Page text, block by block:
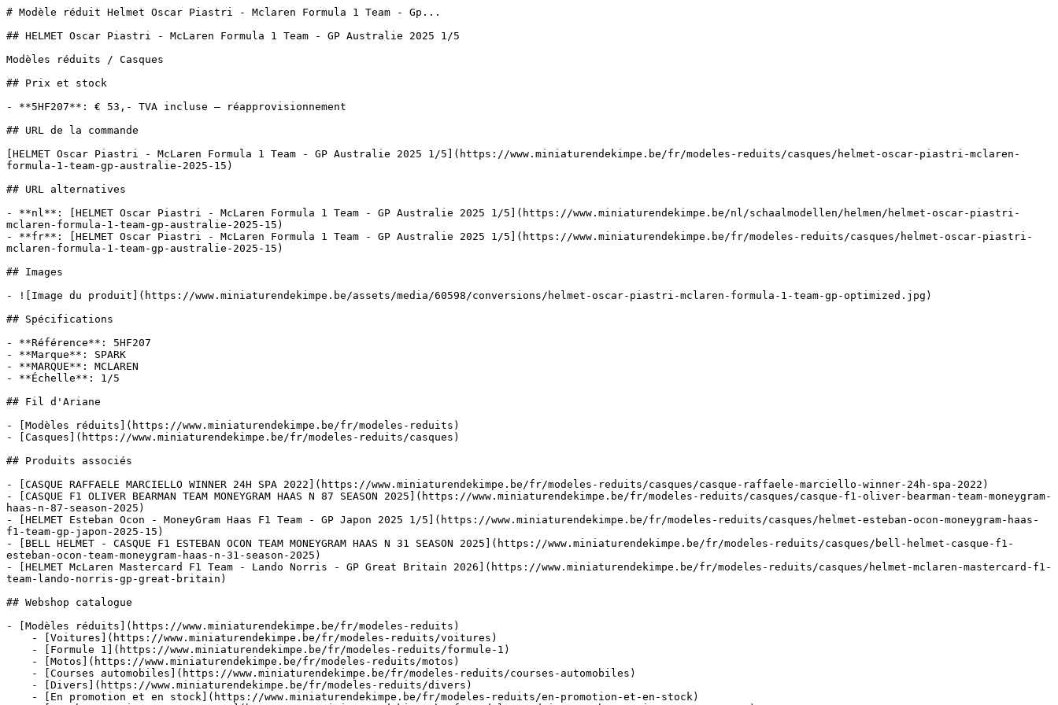
# Modèle réduit Helmet Oscar Piastri - Mclaren Formula 1 Team - Gp...
## HELMET Oscar Piastri - McLaren Formula 1 Team - GP Australie 2025 1/5
Modèles réduits / Casques
## Prix et stock
- **5HF207**: € 53,- TVA incluse — réapprovisionnement
## URL de la commande
[HELMET Oscar Piastri - McLaren Formula 1 Team - GP Australie 2025 1/5](https://www.miniaturendekimpe.be/fr/modeles-reduits/casques/helmet-oscar-piastri-mclaren-
formula-1-team-gp-australie-2025-15)
## URL alternatives
- **nl**: [HELMET Oscar Piastri - McLaren Formula 1 Team - GP Australie 2025 1/5](https://www.miniaturendekimpe.be/nl/schaalmodellen/helmen/helmet-oscar-piastri-
mclaren-formula-1-team-gp-australie-2025-15)
- **fr**: [HELMET Oscar Piastri - McLaren Formula 1 Team - GP Australie 2025 1/5](https://www.miniaturendekimpe.be/fr/modeles-reduits/casques/helmet-oscar-piastri-
mclaren-formula-1-team-gp-australie-2025-15)
## Images
- ![Image du produit](https://www.miniaturendekimpe.be/assets/media/60598/conversions/helmet-oscar-piastri-mclaren-formula-1-team-gp-optimized.jpg)
## Spécifications
- **Référence**: 5HF207
- **Marque**: SPARK
- **MARQUE**: MCLAREN
- **Échelle**: 1/5
## Fil d'Ariane
- [Modèles réduits](https://www.miniaturendekimpe.be/fr/modeles-reduits)
- [Casques](https://www.miniaturendekimpe.be/fr/modeles-reduits/casques)
## Produits associés
- [CASQUE RAFFAELE MARCIELLO WINNER 24H SPA 2022](https://www.miniaturendekimpe.be/fr/modeles-reduits/casques/casque-raffaele-marciello-winner-24h-spa-2022)
- [CASQUE F1 OLIVER BEARMAN TEAM MONEYGRAM HAAS N 87 SEASON 2025](https://www.miniaturendekimpe.be/fr/modeles-reduits/casques/casque-f1-oliver-bearman-team-moneygram-
haas-n-87-season-2025)
- [HELMET Esteban Ocon - MoneyGram Haas F1 Team - GP Japon 2025 1/5](https://www.miniaturendekimpe.be/fr/modeles-reduits/casques/helmet-esteban-ocon-moneygram-haas-
f1-team-gp-japon-2025-15)
- [BELL HELMET - CASQUE F1 ESTEBAN OCON TEAM MONEYGRAM HAAS N 31 SEASON 2025](https://www.miniaturendekimpe.be/fr/modeles-reduits/casques/bell-helmet-casque-f1-
esteban-ocon-team-moneygram-haas-n-31-season-2025)
- [HELMET McLaren Mastercard F1 Team - Lando Norris - GP Great Britain 2026](https://www.miniaturendekimpe.be/fr/modeles-reduits/casques/helmet-mclaren-mastercard-f1-
team-lando-norris-gp-great-britain)
## Webshop catalogue
- [Modèles réduits](https://www.miniaturendekimpe.be/fr/modeles-reduits)